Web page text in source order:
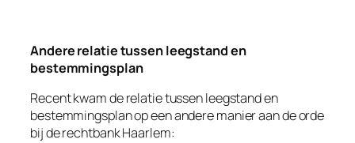
Andere relatie tussen leegstand en
bestemmingsplan
Recent kwam de relatie tussen leegstand en
bestemmingsplan op een andere manier aan de orde
bij de rechtbank Haarlem: